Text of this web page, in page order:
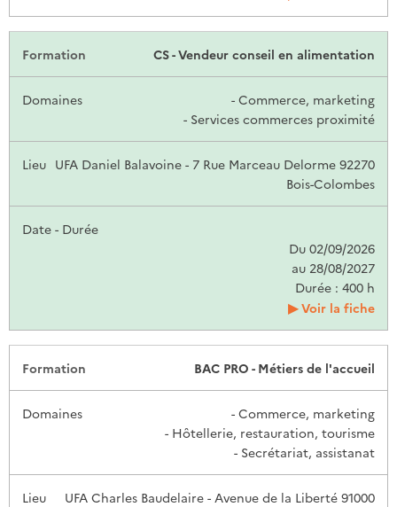
CS - Vendeur conseil en alimentation
- Commerce, marketing
- Services commerces proximité
UFA Daniel Balavoine - 7 Rue Marceau Delorme 92270
Bois-Colombes
Du 02/09/2026
au 28/08/2027
Durée : 400 h
Voir la fiche
BAC PRO - Métiers de l'accueil
- Commerce, marketing
- Hôtellerie, restauration, tourisme
- Secrétariat, assistanat
UFA Charles Baudelaire - Avenue de la Liberté 91000